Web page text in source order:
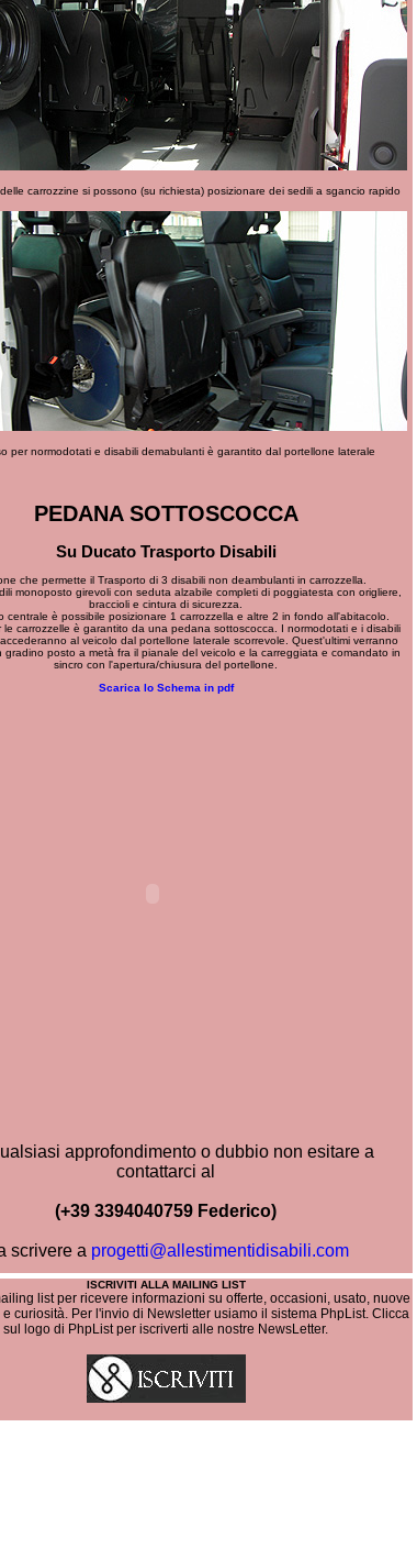
carrozzine si possono (su richiesta) posizionare dei sedili a sgancio rapido
per normodotati e disabili demabulanti è garantito dal portellone laterale
PEDANA SOTTOSCOCCA
Su Ducato Trasporto Disabili
che permette il Trasporto di 3 disabili non deambulanti in carrozzella.
monoposto girevoli con seduta alzabile completi di poggiatesta con origliere,
braccioli e cintura di sicurezza.
centrale è possibile posizionare 1 carrozzella e altre 2 in fondo all'abitacolo.
le carrozzelle è garantito da una pedana sottoscocca. I normodotati e i disabili
al veicolo dal portellone laterale scorrevole. Quest'ultimi verranno
gradino posto a metà fra il pianale del veicolo e la carreggiata e comandato in
sincro con l'apertura/chiusura del portellone.
Scarica lo Schema in pdf
approfondimento o dubbio non esitare a
contattarci al
(+39 3394040759 Federico)
scrivere a progetti@allestimentidisabili.com
ISCRIVITI ALLA MAILING LIST
list per ricevere informazioni su offerte, occasioni, usato, nuove
curiosità. Per l'invio di Newsletter usiamo il sistema PhpList. Clicca
sul logo di PhpList per iscriverti alle nostre NewsLetter.